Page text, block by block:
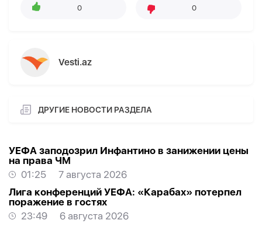
0 0
Vesti.az
ДРУГИЕ НОВОСТИ РАЗДЕЛА
УЕФА заподозрил Инфантино в занижении цены
на права ЧМ
01:25
7 августа 2026
Лига конференций УЕФА: «Карабах» потерпел
поражение в гостях
23:49
6 августа 2026